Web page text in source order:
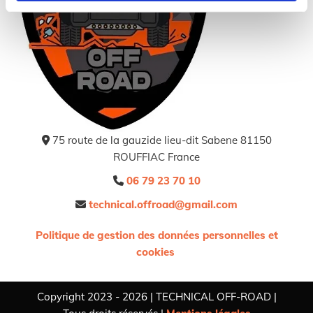
75 route de la gauzide lieu-dit Sabene 81150
ROUFFIAC France
 06 79 23 70 10
 technical.offroad@gmail.com
Politique de gestion des données personnelles et
cookies
Copyright 2023 - 2026 | TECHNICAL OFF-ROAD |